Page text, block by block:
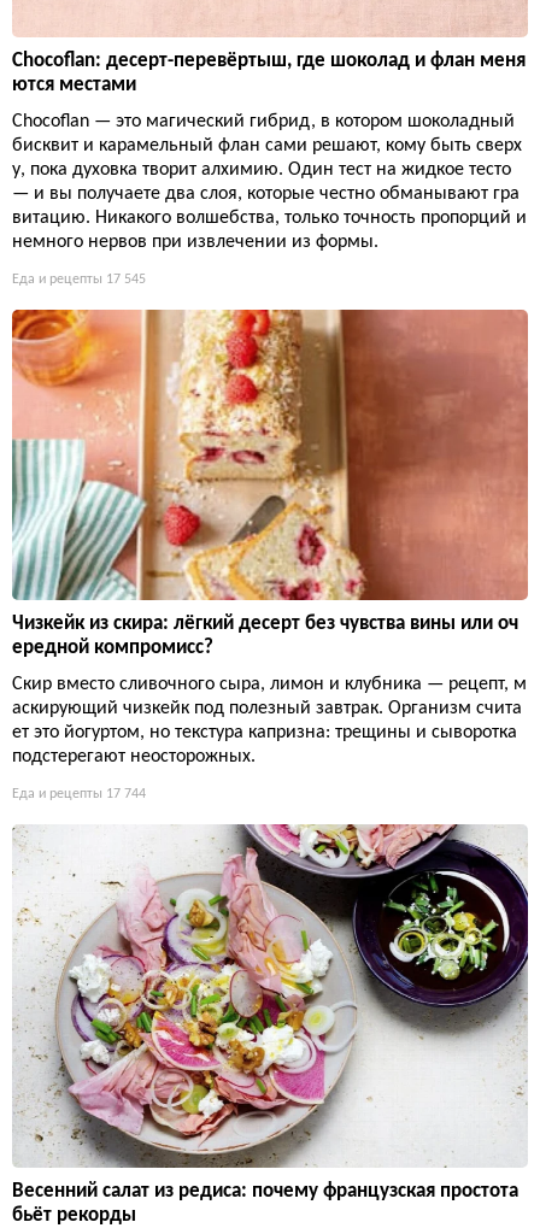
Chocoflan: десерт-перевёртыш, где шоколад и флан меня
ются местами
Chocoflan — это магический гибрид, в котором шоколадный
бисквит и карамельный флан сами решают, кому быть сверх
у, пока духовка творит алхимию. Один тест на жидкое тесто
— и вы получаете два слоя, которые честно обманывают гра
витацию. Никакого волшебства, только точность пропорций и
немного нервов при извлечении из формы.
Еда и рецепты 17 545
Чизкейк из скира: лёгкий десерт без чувства вины или оч
ередной компромисс?
Скир вместо сливочного сыра, лимон и клубника — рецепт, м
аскирующий чизкейк под полезный завтрак. Организм счита
ет это йогуртом, но текстура капризна: трещины и сыворотка
подстерегают неосторожных.
Еда и рецепты 17 744
Весенний салат из редиса: почему французская простота
бьёт рекорды